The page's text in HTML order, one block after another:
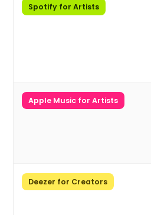
Spotify for Artists
Apple Music for Artists
Deezer for Creators